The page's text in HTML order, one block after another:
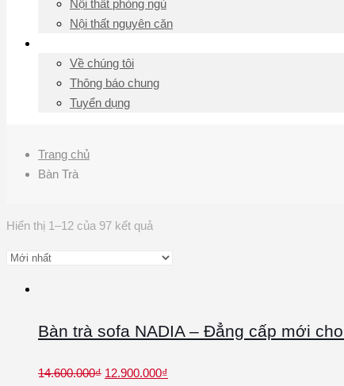
Nội thất phòng ngủ
Nội thất nguyên căn
Về chúng tôi
Thông báo chung
Tuyển dụng
Trang chủ
Bàn Trà
Hiển thị 1–12 của 97 kết quả
Bàn trà sofa NADIA – Đẳng cấp mới
14.600.000₫ 12.900.000₫